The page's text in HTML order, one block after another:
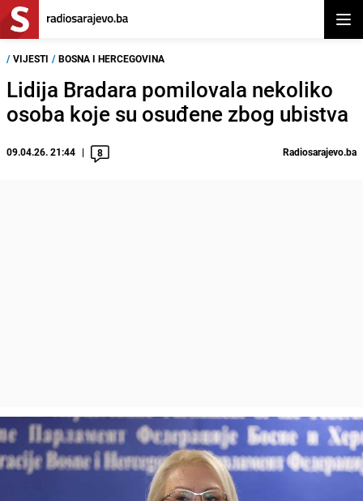
/ VIJESTI / BOSNA I HERCEGOVINA
Lidija Bradara pomilovala nekoliko
osoba koje su osuđene zbog ubistva
09.04.26. 21:44 8 Radiosarajevo.ba